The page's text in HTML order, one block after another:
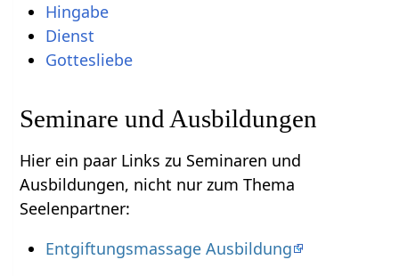
Hingabe
Dienst
Gottesliebe
Seminare und Ausbildungen
Hier ein paar Links zu Seminaren und
Ausbildungen, nicht nur zum Thema
Seelenpartner:
Entgiftungsmassage Ausbildung